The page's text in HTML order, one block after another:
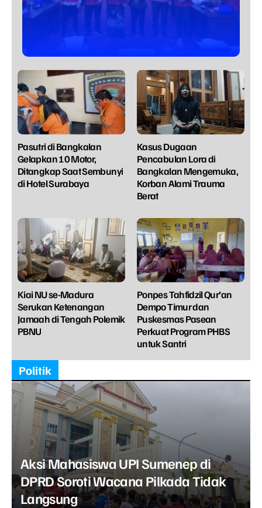
Pasutri di Bangkalan
Gelapkan 10 Motor,
Ditangkap Saat Sembunyi
di Hotel Surabaya
Kasus Dugaan
Pencabulan Lora di
Bangkalan Mengemuka,
Korban Alami Trauma
Berat
Kiai NU se-Madura
Serukan Ketenangan
Jamaah di Tengah Polemik
PBNU
Ponpes Tahfidzil Qur’an
Dempo Timur dan
Puskesmas Pasean
Perkuat Program PHBS
untuk Santri
Politik
Aksi Mahasiswa UPI Sumenep di
DPRD Soroti Wacana Pilkada Tidak
Langsung